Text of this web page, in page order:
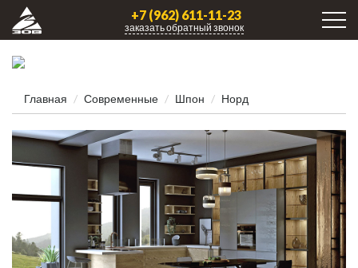
+7 (962) 611-11-23
заказать обратный звонок
Главная Современные Шпон Норд